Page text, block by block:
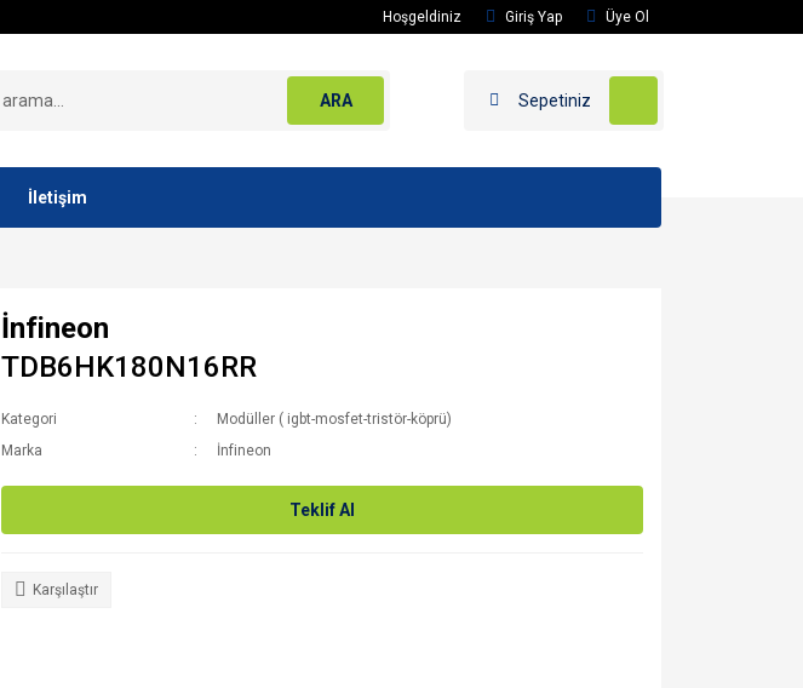
Hoşgeldiniz Giriş Yap Üye Ol
ARA Sepetiniz
İletişim
İnfineon
TDB6HK180N16RR
Kategori
Modüller ( igbt-mosfet-tristör-köprü)
Marka
İnfineon
Teklif Al
Karşılaştır